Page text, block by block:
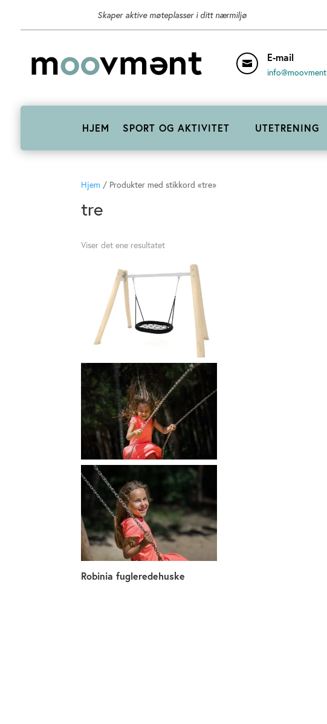
Skaper aktive møteplasser i ditt nærmiljø
 E-mail
HJEM SPORT OG AKTIVITET UTETRENING
Hjem / Produkter med stikkord «tre»
tre
Viser det ene resultatet
Robinia fugleredehuske